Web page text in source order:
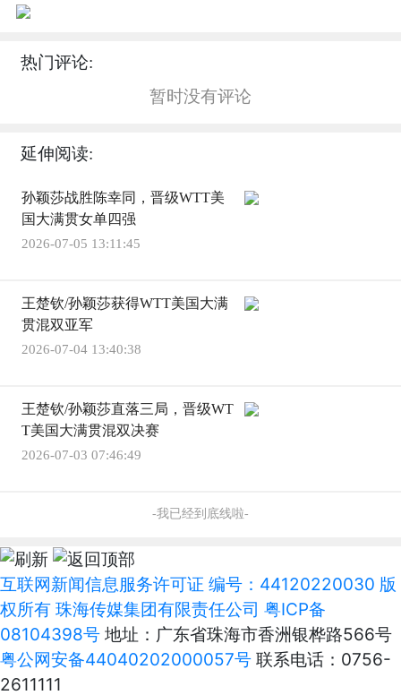
热门评论:
暂时没有评论
延伸阅读:
孙颖莎战胜陈幸同，晋级WTT美
国大满贯女单四强
2026-07-05 13:11:45
王楚钦/孙颖莎获得WTT美国大满
贯混双亚军
2026-07-04 13:40:38
王楚钦/孙颖莎直落三局，晋级WT
T美国大满贯混双决赛
2026-07-03 07:46:49
-我已经到底线啦-
互联网新闻信息服务许可证 编号：44120220030 版
权所有 珠海传媒集团有限责任公司 粤ICP备
08104398号 地址：广东省珠海市香洲银桦路566号
粤公网安备44040202000057号 联系电话：0756-
2611111